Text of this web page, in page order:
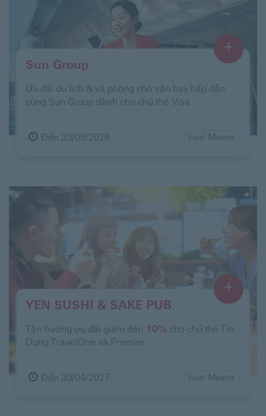
Sun Group
Ưu đãi du lịch & và phòng chờ sân bay hấp dẫn
cùng Sun Group dành cho chủ thẻ Visa
Đến 30/09/2026
+
Visa/ Master
YEN SUSHI & SAKE PUB
Tận hưởng ưu đãi giảm đến 10% cho chủ thẻ Tín
Dụng TravelOne và Premier
Đến 30/04/2027
+
Visa/ Master